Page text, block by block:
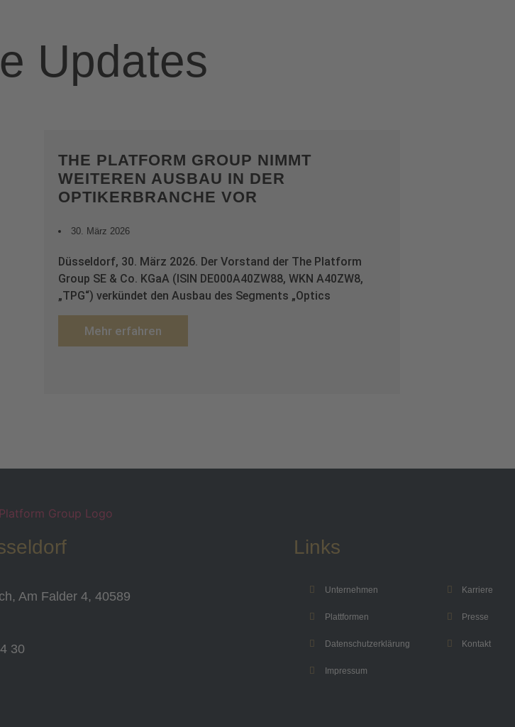
Updates
THE PLATFORM GROUP NIMMT
WEITEREN AUSBAU IN DER
OPTIKERBRANCHE VOR
30. März 2026
Düsseldorf, 30. März 2026. Der Vorstand der The Platform
Group SE & Co. KGaA (ISIN DE000A40ZW88, WKN A40ZW8,
„TPG“) verkündet den Ausbau des Segments „Optics
Mehr erfahren
Am Falder 4, 40589
30
Links
Unternehmen
Plattformen
Datenschutzerklärung
Impressum
Karriere
Presse
Kontakt